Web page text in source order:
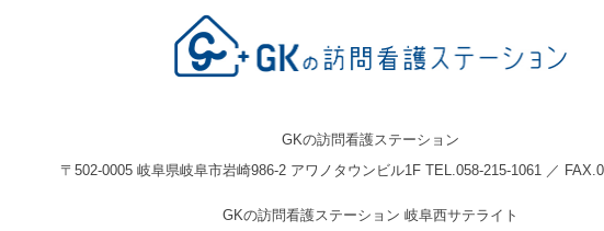
GKの訪問看護ステーション
〒502-0005 岐阜県岐阜市岩崎986-2 アワノタウンビル1F TEL.058-215-1061 ／
GKの訪問看護ステーション 岐阜西サテライト